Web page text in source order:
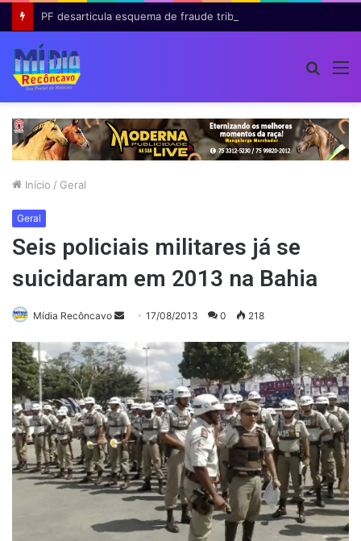
Início / Geral
Geral
Seis policiais militares já se
suicidaram em 2013 na Bahia
Mídia Recôncavo
Mande
e-
mail
17/08/2013 0 218